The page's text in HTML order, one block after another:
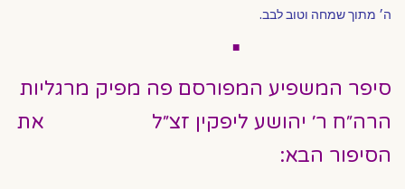
ה׳ מתוך שמחה וטוב לבב.
■
סיפר המשפיע המפורסם פה מפיק מרגליות
הרה״ח ר׳ יהושע ליפקין זצ״ל את
הסיפור הבא: